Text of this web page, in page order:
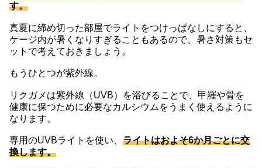
す。
真夏に締め切った部屋でライトをつけっぱなしにすると、
ケージ内が暑くなりすぎることもあるので、暑さ対策もセ
ットで考えておきましょう。
もうひとつが紫外線。
リクガメは紫外線（UVB）を浴びることで、甲羅や骨を
健康に保つために必要なカルシウムをうまく使えるように
なります。
専用のUVBライトを使い、 ライトはおよそ6か月ごとに交
換します。